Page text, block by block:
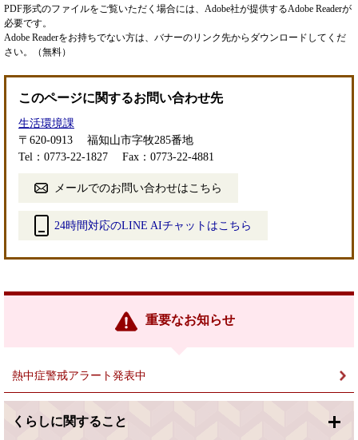
PDF形式のファイルをご覧いただく場合には、Adobe社が提供するAdobe Readerが
必要です。
Adobe Readerをお持ちでない方は、バナーのリンク先からダウンロードしてくだ
さい。（無料）
このページに関するお問い合わせ先
生活環境課
〒620-0913
福知山市字牧285番地
Tel：0773-22-1827
Fax：0773-22-4881
メールでのお問い合わせはこちら
24時間対応のLINE AIチャットはこちら
リ
重要なお知らせ
熱中症警戒アラート発表中
くらしに関すること